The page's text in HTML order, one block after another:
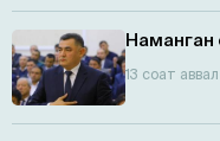
Наманган
13 соат аввал